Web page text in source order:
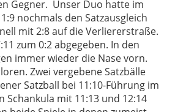
Gegner. Unser Duo hatte im
nochmals den Satzausgleich
mit 2:8 auf die Verliererstraße.
zum 0:2 abgegeben. In den
immer wieder die Nase vorn.
Zwei vergebene Satzbälle
Satzball bei 11:10-Führung im
Schankula mit 11:13 und 12:14